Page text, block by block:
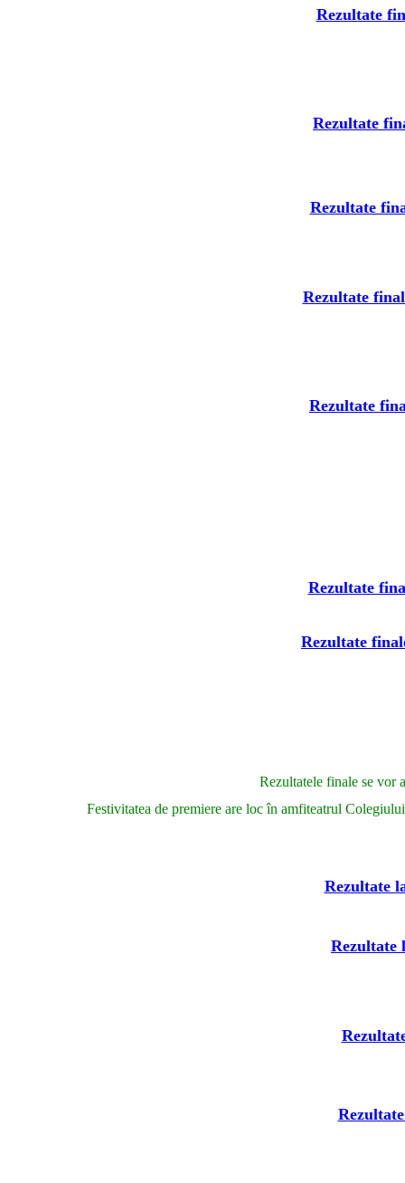
Rezultate
Rezultate
Rezultate
Rezultate
Rezultate
Rezultate
Rezultate
Rezultatele finale se vor
Festivitatea de premiere are loc în amfiteatrul
Rezultate
Rezultate